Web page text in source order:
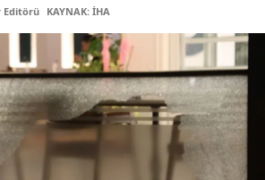
Editörü KAYNAK: İHA